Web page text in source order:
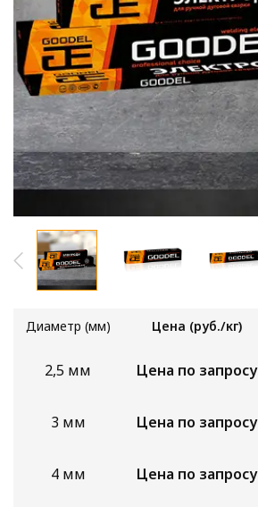
Диаметр (мм) Цена (руб./кг)
2,5 мм Цена по запросу
3 мм Цена по запросу
4 мм Цена по запросу